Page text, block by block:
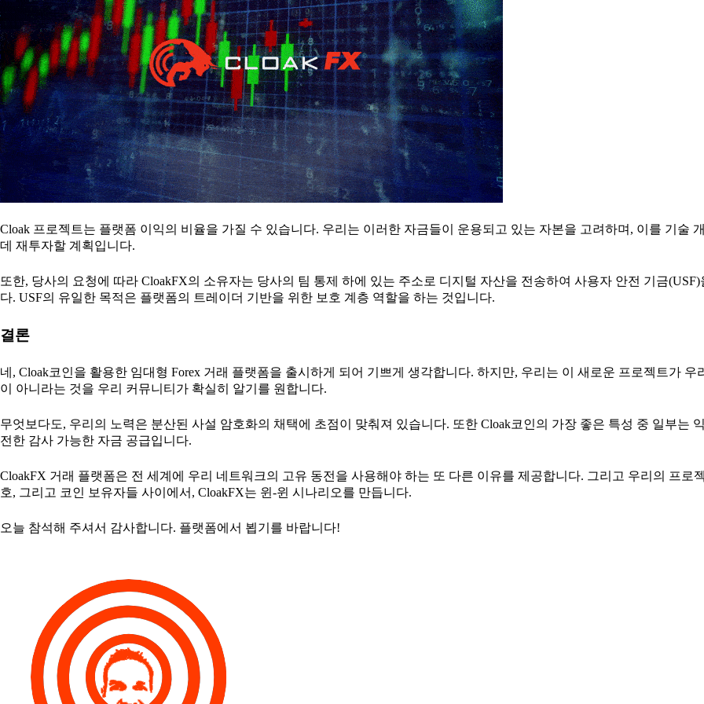
Cloak 프로젝트는 플랫폼 이익의 비율을 가질 수 있습니다. 우리는 이러한 자금들이 운용되고 있는 자본을 고려하며, 이를 기술
데 재투자할 계획입니다.
또한, 당사의 요청에 따라 CloakFX의 소유자는 당사의 팀 통제 하에 있는 주소로 디지털 자산을 전송하여 사용자 안전 기금(USF)
다. USF의 유일한 목적은 플랫폼의 트레이더 기반을 위한 보호 계층 역할을 하는 것입니다.
결론
네, Cloak코인을 활용한 임대형 Forex 거래 플랫폼을 출시하게 되어 기쁘게 생각합니다. 하지만, 우리는 이 새로운 프로젝트가 우
이 아니라는 것을 우리 커뮤니티가 확실히 알기를 원합니다.
무엇보다도, 우리의 노력은 분산된 사설 암호화의 채택에 초점이 맞춰져 있습니다. 또한 Cloak코인의 가장 좋은 특성 중 일부는
전한 감사 가능한 자금 공급입니다.
CloakFX 거래 플랫폼은 전 세계에 우리 네트워크의 고유 동전을 사용해야 하는 또 다른 이유를 제공합니다. 그리고 우리의 프로
호, 그리고 코인 보유자들 사이에서, CloakFX는 윈-윈 시나리오를 만듭니다.
오늘 참석해 주셔서 감사합니다. 플랫폼에서 뵙기를 바랍니다!